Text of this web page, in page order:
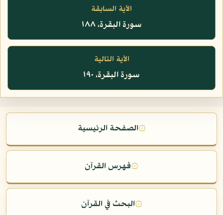
الآية السابقة
سورة البقرة، ١٨٨
الآية التالية
سورة البقرة، ١٩٠
۞الصفحة الرئيسية
۞فهرس القرآن
۞البحث في القرآن